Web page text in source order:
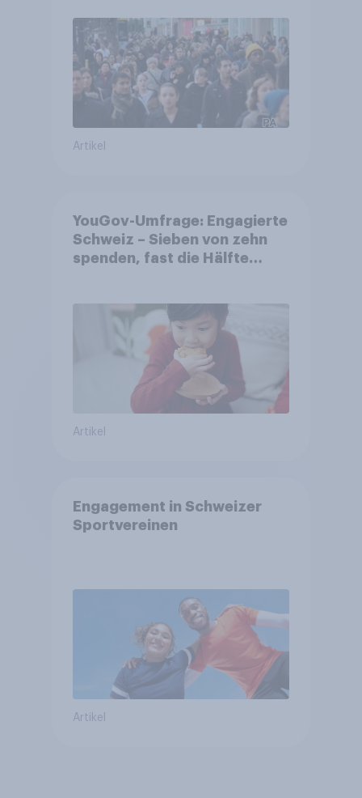
Artikel
YouGov-Umfrage: Engagierte
Schweiz – Sieben von zehn
spenden, fast die Hälfte
Artikel
Engagement in Schweizer
Sportvereinen
Artikel